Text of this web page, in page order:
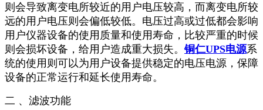
则会导致离变电所较近的用户电压较高，而离变电所较
远的用户电压则会偏低较低。电压过高或过低都会影响
用户仪器设备的使用质量和使用寿命，比较严重的时候
则会损坏设备，给用户造成重大损失。铜仁UPS电源系
统的使用则可以为用户设备提供稳定的电压电源，保障
设备的正常运行和延长使用寿命。
二 、滤波功能